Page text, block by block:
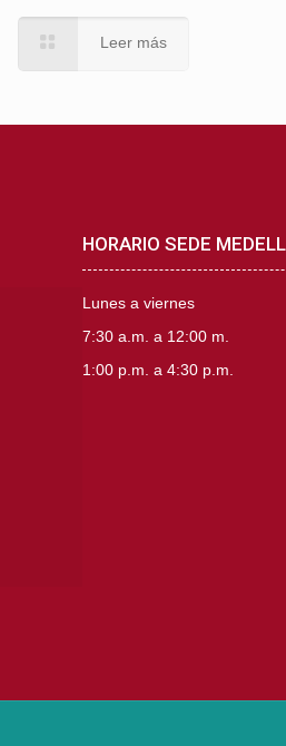
Leer más
HORARIO SEDE
Lunes a viernes
7:30 a.m. a 12:00 m.
1:00 p.m. a 4:30 p.m.